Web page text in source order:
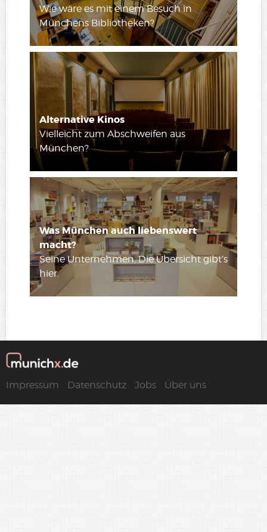
Wie wäre es mit einem Besuch in
Münchens Bibliotheken?
Alternative Kinos
Vielleicht zum Abschweifen aus
München?
Was München auch liebenswert
macht?
Seine Unternehmen. Die Übersicht gibt’s
hier.
Impressum Datenschutz Jobs Über uns